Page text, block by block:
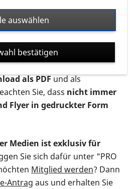
um ausschließlich
Audios oder Videos zu
Flyer und Broschüren werden in
angeboten: zur
als gedruckte Variante
als PDFund als
Sie, dass nicht immer
Flyer in gedruckter Form
Medien ist exklusiv für
Sie sich dafür unter "PRO
Mitglied werden? Dann
Antrag aus und erhalten Sie
auswählen
bestätigen